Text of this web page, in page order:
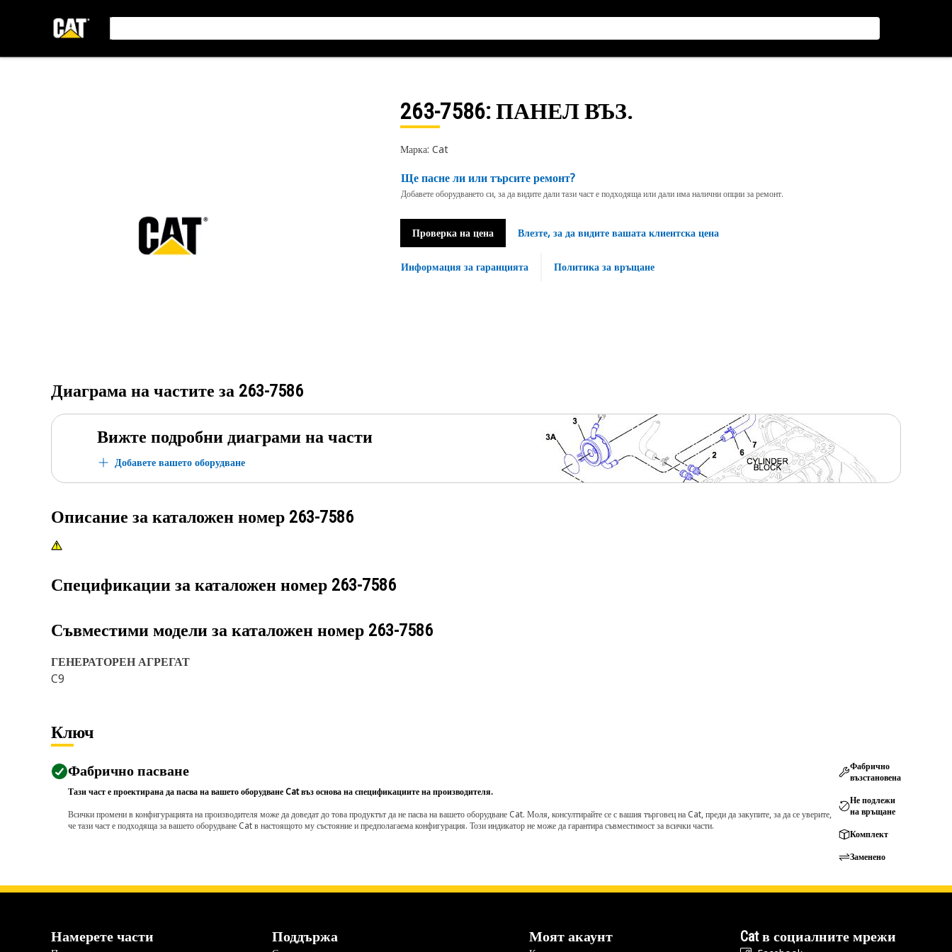
263-7586: ПАНЕЛ ВЪЗ.
Марка: Cat
Ще пасне ли или търсите ремонт?
Добавете оборудването си, за да видите дали тази част е подходяща или дали има налични опции за ремонт.
Проверка на цена Влезте, за да видите вашата клиентска цена
Информация за гаранцията Политика за връщане
Диаграма на частите за 263-7586
Вижте подробни диаграми на части
Добавете вашето оборудване
Описание за каталожен номер 263-7586
Спецификации за каталожен номер 263-7586
Съвместими модели за каталожен номер 263-7586
ГЕНЕРАТОРЕН АГРЕГАТ
C9
Ключ
Фабрично пасване
Тази част е проектирана да пасва на вашето оборудване Cat въз основа на спецификациите на производителя.
Всички промени в конфигурацията на производителя може да доведат до това продуктът да не пасва на вашето оборудване Cat. Моля, консултирайте се с вашия търговец на Cat, преди да закупите, за да се уверите,
че тази част е подходяща за вашето оборудване Cat в настоящото му състояние и предполагаема конфигурация. Този индикатор не може да гарантира съвместимост за всички части.
Фабрично
възстановена
Не подлежи
на връщане
Комплект
Заменено
Намерете части Поддържа Моят акаунт Cat в социалните мрежи